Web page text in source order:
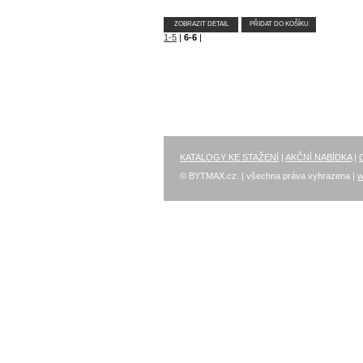
ZOBRAZIT DETAIL PŘIDAT DO KOŠÍKU
1-5 | 6-6 |
KATALOGY KE STAŽENÍ | AKČNÍ NABÍDKA|
© BYTMAX.cz. | všechna práva vyhrazena |